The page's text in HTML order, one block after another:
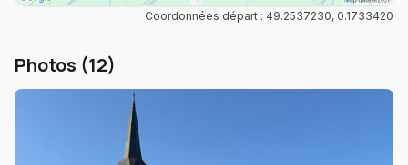
Coordonnées départ : 49.2537230, 0.1733420
Photos (12)